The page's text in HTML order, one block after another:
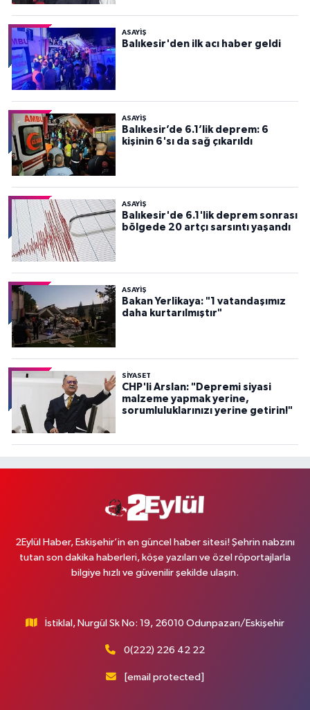
ASAYİŞ
Balıkesir'den ilk acı haber geldi
ASAYİŞ
Balıkesir’de 6.1’lik deprem: 6
kişinin 6'sı da sağ çıkarıldı
ASAYİŞ
Balıkesir'de 6.1'lik deprem sonrası
bölgede 20 artçı sarsıntı yaşandı
ASAYİŞ
Bakan Yerlikaya: "1 vatandaşımız
daha kurtarılmıştır"
SİYASET
CHP'li Arslan: "Depremi siyasi
malzeme yapmak yerine,
sorumluluklarınızı yerine getirin!"
2Eylül Haber, Eskişehir’in en güncel haber sitesi! Şehrin nabzını
tutan son dakika haberleri, köşe yazıları ve özel röportajlarla
bilgiye hızlı ve güvenilir şekilde ulaşın.
İstiklal, Nurgül Sk No: 19, 26010 Odunpazarı/Eskişehir
0(222) 226 42 22
[email protected]